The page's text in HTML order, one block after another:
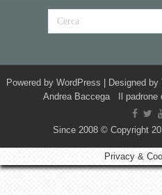
Powered by WordPress | Designed by
Andrea Baccega Il padrone
Since 2008 © Copyright
Privacy &